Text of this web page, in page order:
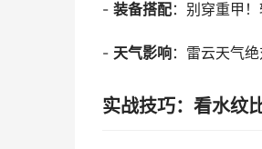
- 装备搭配：别穿重甲
- 天气影响：雷云天气
实战技巧：看水纹